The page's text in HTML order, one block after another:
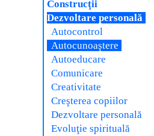
Construcţii
Dezvoltare personală
Autocontrol
Autocunoaştere
Autoeducare
Comunicare
Creativitate
Creşterea copiilor
Dezvoltare personală
Evoluţie spirituală